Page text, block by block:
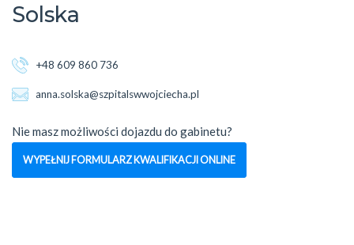
Solska
+48 609 860 736
anna.solska@szpitalswwojciecha.pl
Nie masz możliwości dojazdu do gabinetu?
WYPEŁNIJ FORMULARZ KWALIFIKACJI ONLINE